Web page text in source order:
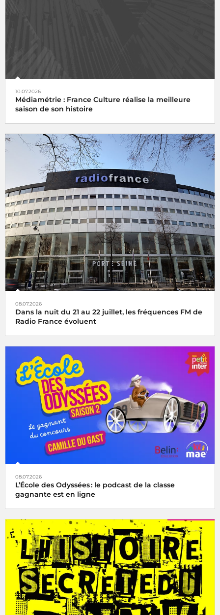
10.07.2026
Médiamétrie : France Culture réalise la meilleure
saison de son histoire
08.07.2026
Dans la nuit du 21 au 22 juillet, les fréquences FM de
Radio France évoluent
08.07.2026
L’École des Odyssées : le podcast de la classe
gagnante est en ligne